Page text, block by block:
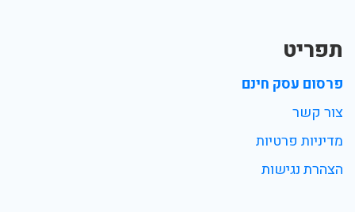
תפריט
פרסום עסק חינם
צור קשר
מדיניות פרטיות
הצהרת נגישות